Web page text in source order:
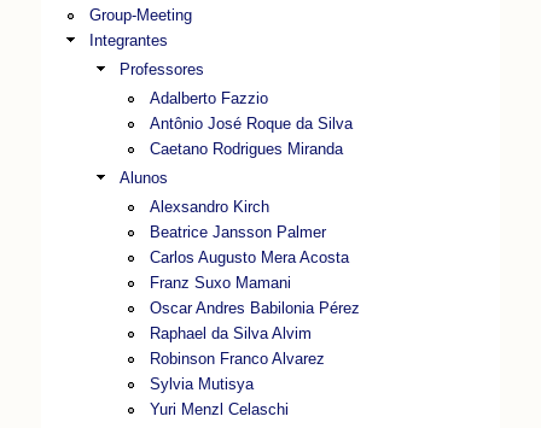
Group-Meeting
Integrantes
Professores
Adalberto Fazzio
Antônio José Roque da Silva
Caetano Rodrigues Miranda
Alunos
Alexsandro Kirch
Beatrice Jansson Palmer
Carlos Augusto Mera Acosta
Franz Suxo Mamani
Oscar Andres Babilonia Pérez
Raphael da Silva Alvim
Robinson Franco Alvarez
Sylvia Mutisya
Yuri Menzl Celaschi